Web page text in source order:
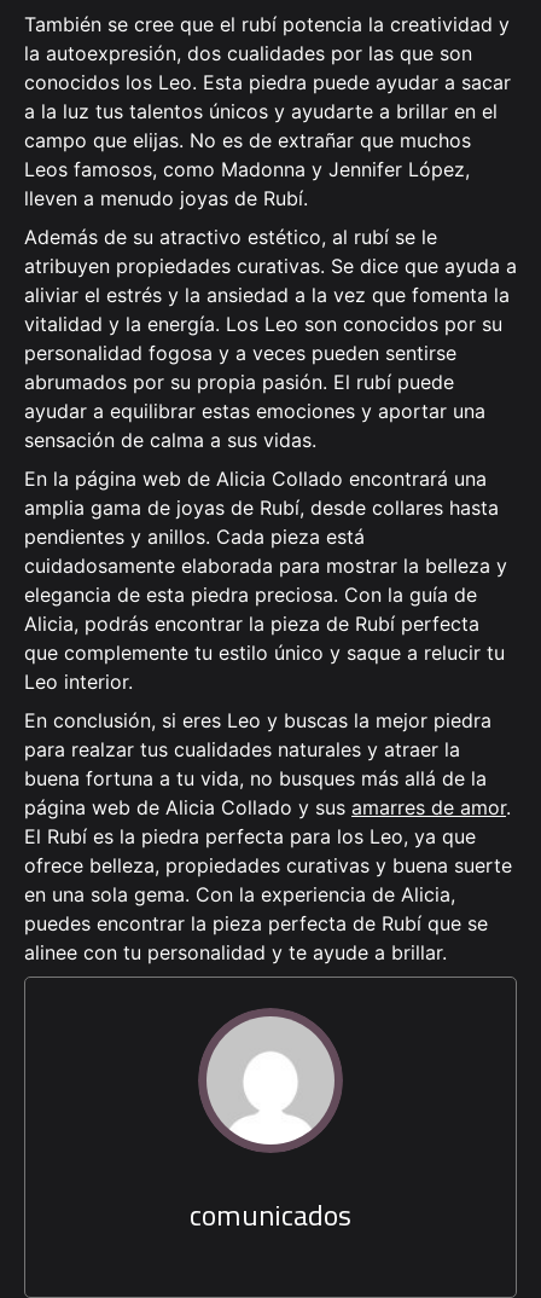
También se cree que el rubí potencia la creatividad y
la autoexpresión, dos cualidades por las que son
conocidos los Leo. Esta piedra puede ayudar a sacar
a la luz tus talentos únicos y ayudarte a brillar en el
campo que elijas. No es de extrañar que muchos
Leos famosos, como Madonna y Jennifer López,
lleven a menudo joyas de Rubí.
Además de su atractivo estético, al rubí se le
atribuyen propiedades curativas. Se dice que ayuda a
aliviar el estrés y la ansiedad a la vez que fomenta la
vitalidad y la energía. Los Leo son conocidos por su
personalidad fogosa y a veces pueden sentirse
abrumados por su propia pasión. El rubí puede
ayudar a equilibrar estas emociones y aportar una
sensación de calma a sus vidas.
En la página web de Alicia Collado encontrará una
amplia gama de joyas de Rubí, desde collares hasta
pendientes y anillos. Cada pieza está
cuidadosamente elaborada para mostrar la belleza y
elegancia de esta piedra preciosa. Con la guía de
Alicia, podrás encontrar la pieza de Rubí perfecta
que complemente tu estilo único y saque a relucir tu
Leo interior.
En conclusión, si eres Leo y buscas la mejor piedra
para realzar tus cualidades naturales y atraer la
buena fortuna a tu vida, no busques más allá de la
página web de Alicia Collado y sus amarres de amor.
El Rubí es la piedra perfecta para los Leo, ya que
ofrece belleza, propiedades curativas y buena suerte
en una sola gema. Con la experiencia de Alicia,
puedes encontrar la pieza perfecta de Rubí que se
alinee con tu personalidad y te ayude a brillar.
comunicados